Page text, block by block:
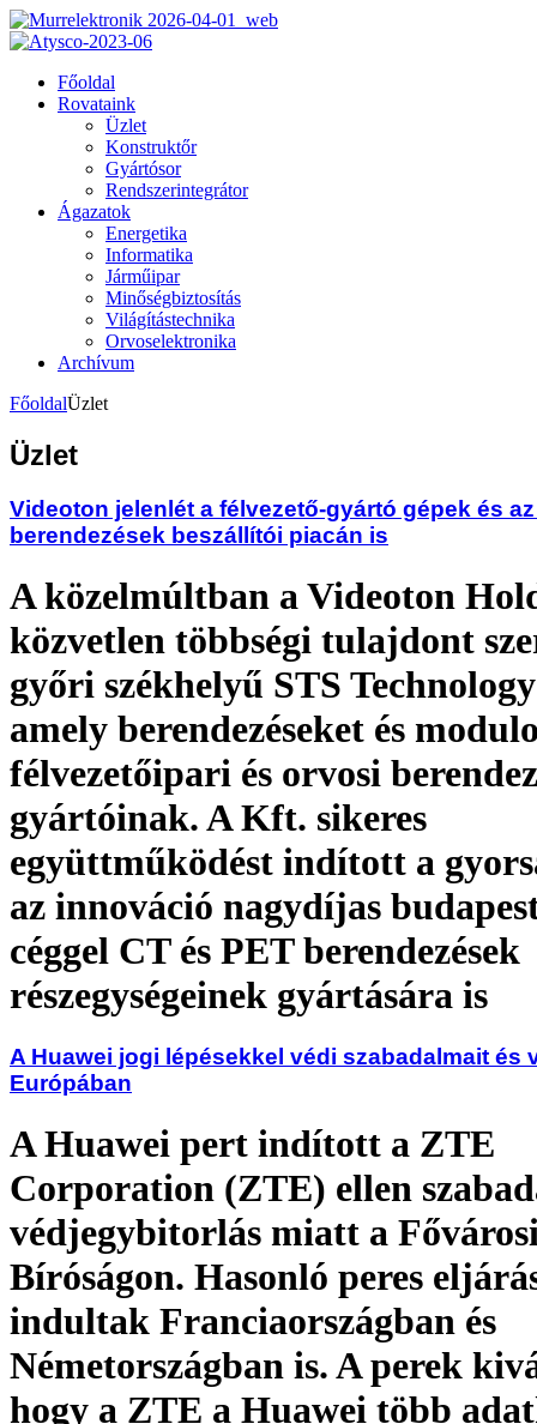
Főoldal
Rovataink
Üzlet
Konstruktőr
Gyártósor
Rendszerintegrátor
Ágazatok
Energetika
Informatika
Járműipar
Minőségbiztosítás
Világítástechnika
Orvoselektronika
Archívum
FőoldalÜzlet
Üzlet
Videoton jelenlét a félvezető-gyártó gépek és
berendezések beszállítói piacán is
A közelmúltban a Videoton
közvetlen többségi tulajdont
győri székhelyű STS
amely berendezéseket és
félvezetőipari és orvosi
gyártóinak. A Kft. sikeres
együttműködést indított a
az innováció nagydíjas
céggel CT és PET berendezések
részegységeinek gyártására is
A Huawei jogi lépésekkel védi szabadalmait és
Európában
A Huawei pert indított a ZTE
Corporation (ZTE) ellen
védjegybitorlás miatt a
Bíróságon. Hasonló peres
indultak Franciaországban és
Németországban is. A perek
hogy a ZTE a Huawei több